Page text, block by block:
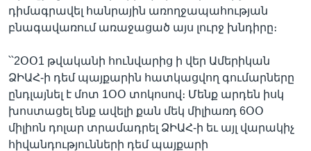
դիմագրավել հանրային առողջապահության
բնագավառում առաջացած այս լուրջ խնդիրը։
՝՝2ՕՕ1 թվականի հունվարից ի վեր Ամերիկան
ՁԻԱՀ-ի դեմ պայքարին հատկացվող գումարները
ընդլայնել է մոտ 1ՕՕ տոկոսով։ Մենք արդեն իսկ
խոստացել ենք ավելի քան մեկ միլիառդ 6ՕՕ
միլիոն դոլար տրամադրել ՁԻԱՀ-ի եւ այլ վարակիչ
հիվանդությունների դեմ պայքարի